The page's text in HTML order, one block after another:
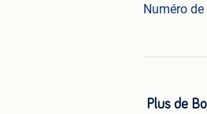
Numéro
Plus de